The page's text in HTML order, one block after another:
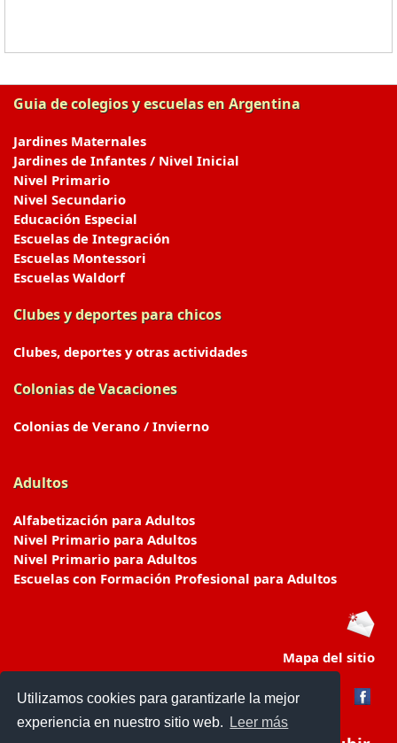
Utilizamos cookies para garantizarle la mejor
experiencia en nuestro sitio web.
Leer más
Guia de colegios y escuelas en Argentina
Jardines Maternales
Jardines de Infantes / Nivel Inicial
Nivel Primario
Nivel Secundario
Educación Especial
Escuelas de Integración
Escuelas Montessori
Escuelas Waldorf
Clubes y deportes para chicos
Clubes, deportes y otras actividades
Colonias de Vacaciones
Colonias de Verano / Invierno
Adultos
Alfabetización para Adultos
Nivel Primario para Adultos
Nivel Primario para Adultos
Escuelas con Formación Profesional para Adultos
Mapa del sitio